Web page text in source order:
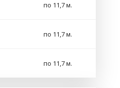
по 11,7 м.
по 11,7 м.
по 11,7 м.